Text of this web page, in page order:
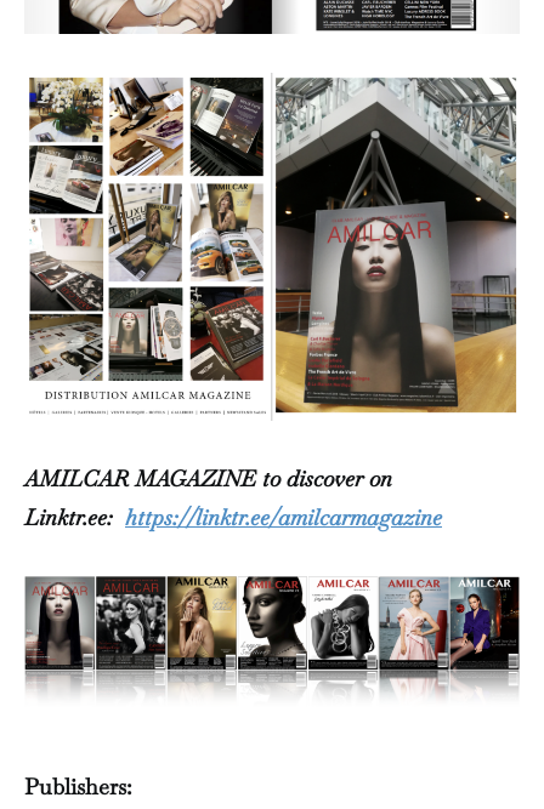
AMILCAR MAGAZINE to discover on
Linktr.ee: https://linktr.ee/amilcarmagazine
Publishers: